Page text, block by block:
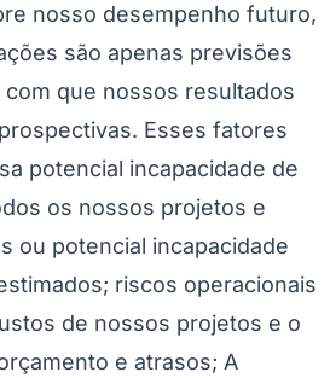
nosso desempenho futuro,
são apenas previsões
que nossos resultados
Esses fatores
potencial incapacidade de
os nossos projetos e
ou potencial incapacidade
riscos operacionais
de nossos projetos e o
e atrasos; A